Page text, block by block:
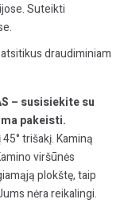
Suteikti
draudiminiam
– susisiekite su
pakeisti.
trišakį. Kaminą
viršūnės
plokštę, taip
nėra reikalingi.